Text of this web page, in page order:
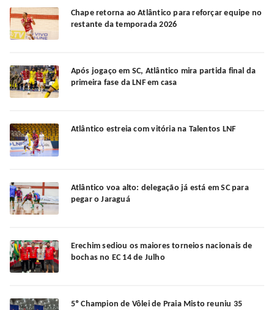
Chape retorna ao Atlântico para reforçar equipe no
restante da temporada 2026
Após jogaço em SC, Atlântico mira partida final da
primeira fase da LNF em casa
Atlântico estreia com vitória na Talentos LNF
Atlântico voa alto: delegação já está em SC para
pegar o Jaraguá
Erechim sediou os maiores torneios nacionais de
bochas no EC 14 de Julho
5º Champion de Vôlei de Praia Misto reuniu 35